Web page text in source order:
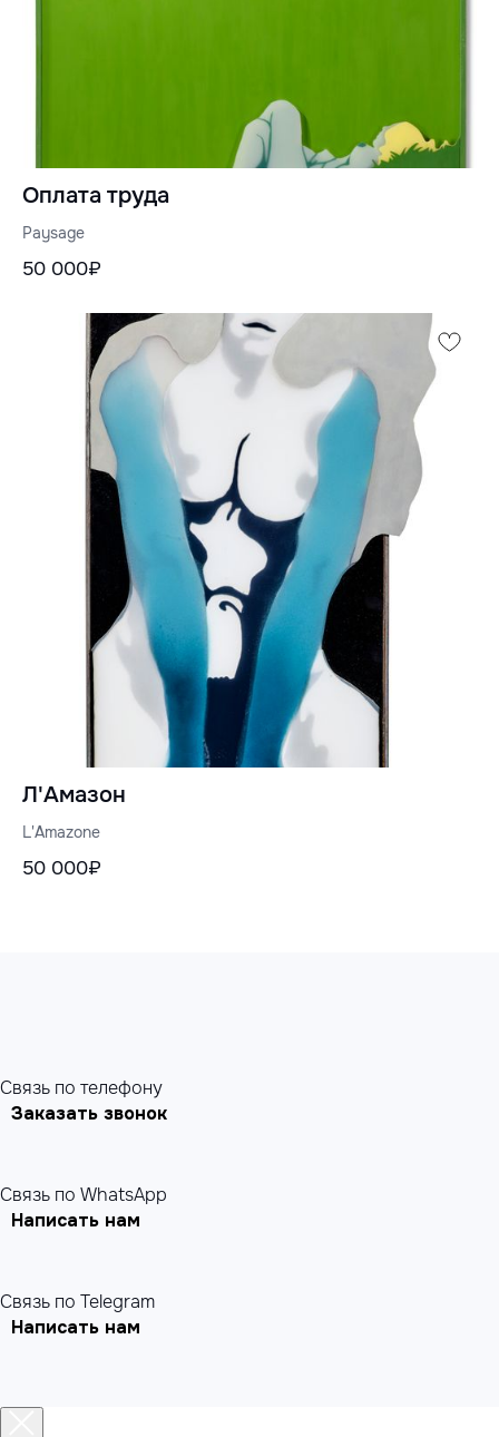
Оплата труда
Paysage
50 000₽
Л'Амазон
L'Amazone
50 000₽
Cвязь по телефону
Заказать звонок
Связь по WhatsApp
Написать нам
Связь по Telegram
Написать нам